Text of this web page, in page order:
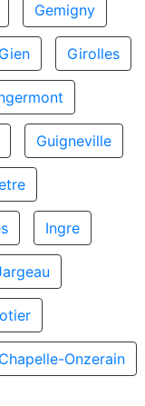
Gemigny
Gien Girolles
Guigneville
Ingre
Onzerain